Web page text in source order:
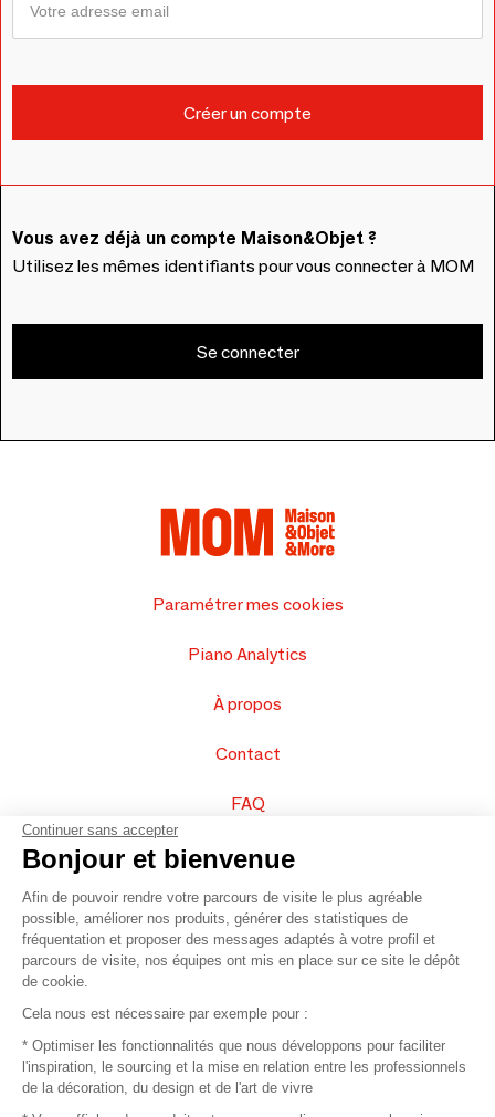
Vous avez déjà un compte Maison&Objet ?
Utilisez les mêmes identifiants pour vous connecter à MOM
Se connecter
Paramétrer mes cookies
Piano Analytics
À propos
Contact
FAQ
Vendez vos produits
Plan du site
© 2016 –Organisation SAFI
Recrutement
Continuer sans accepter
Bonjour et bienvenue
Afin de pouvoir rendre votre parcours de visite le plus agréable
possible, améliorer nos produits, générer des statistiques de
fréquentation et proposer des messages adaptés à votre profil et
parcours de visite, nos équipes ont mis en place sur ce site le dépôt
de cookie.
Cela nous est nécessaire par exemple pour :
* Optimiser les fonctionnalités que nous développons pour faciliter
l'inspiration, le sourcing et la mise en relation entre les professionnels
de la décoration, du design et de l'art de vivre